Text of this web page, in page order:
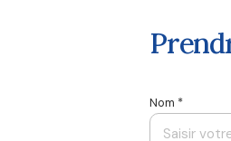
Nom *